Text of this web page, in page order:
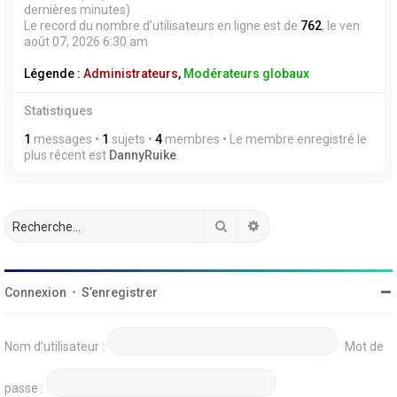
dernières minutes)
Le record du nombre d’utilisateurs en ligne est de 762, le ven.
août 07, 2026 6:30 am
Légende : Administrateurs, Modérateurs globaux
Statistiques
1 messages • 1 sujets • 4 membres • Le membre enregistré le
plus récent est DannyRuike
Rechercher
Connexion • S’enregistrer
Nom d’utilisateur : Mot de
passe :